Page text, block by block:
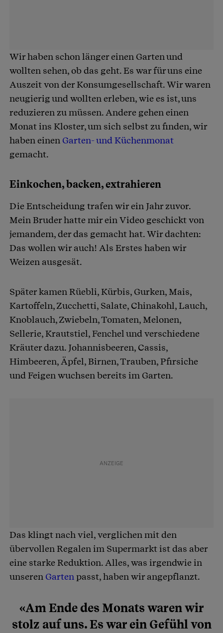
Wir haben schon länger einen Garten und
wollten sehen, ob das geht. Es war für uns eine
Auszeit von der Konsumgesellschaft. Wir waren
neugierig und wollten erleben, wie es ist, uns
reduzieren zu müssen. Andere gehen einen
Monat ins Kloster, um sich selbst zu finden, wir
haben einen Garten- und Küchenmonat
gemacht.
Einkochen, backen, extrahieren
Die Entscheidung trafen wir ein Jahr zuvor.
Mein Bruder hatte mir ein Video geschickt von
jemandem, der das gemacht hat. Wir dachten:
Das wollen wir auch! Als Erstes haben wir
Weizen ausgesät.
Später kamen Rüebli, Kürbis, Gurken, Mais,
Kartoffeln, Zucchetti, Salate, Chinakohl, Lauch,
Knoblauch, Zwiebeln, Tomaten, Melonen,
Sellerie, Krautstiel, Fenchel und verschiedene
Kräuter dazu. Johannisbeeren, Cassis,
Himbeeren, Äpfel, Birnen, Trauben, Pfirsiche
und Feigen wuchsen bereits im Garten.
Das klingt nach viel, verglichen mit den
übervollen Regalen im Supermarkt ist das aber
eine starke Reduktion. Alles, was irgendwie in
unseren Gartenpasst, haben wir angepflanzt.
«Am Ende des Monats waren wir
stolz auf uns. Es war ein Gefühl von